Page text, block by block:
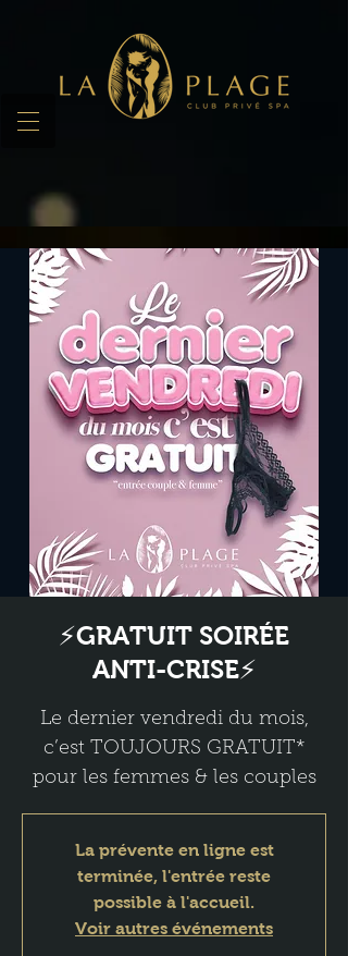
⚡GRATUIT SOIRÉE
ANTI-CRISE⚡
Le dernier vendredi du mois,
c’est TOUJOURS GRATUIT*
pour les femmes & les couples
La prévente en ligne est
terminée, l'entrée reste
possible à l'accueil.
Voir autres événements